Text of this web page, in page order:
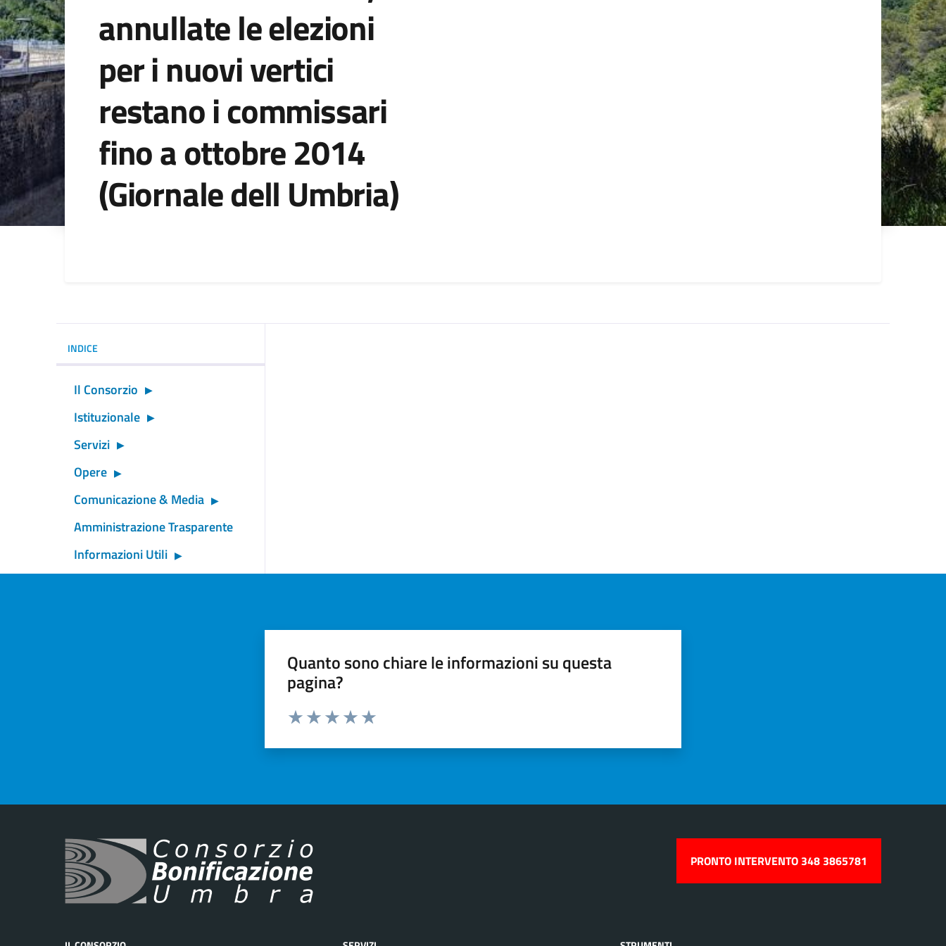
annullate le elezioni
per i nuovi vertici
restano i commissari
fino a ottobre 2014
(Giornale dell Umbria)
INDICE
Il Consorzio
Istituzionale
Servizi
Opere
Comunicazione & Media
Amministrazione Trasparente
Informazioni Utili
Quanto sono chiare le informazioni su questa
pagina?
PRONTO INTERVENTO 348 3865781